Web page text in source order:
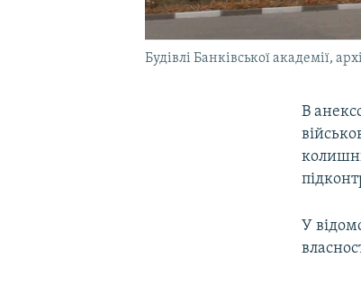
Будівлі Банківської академії,
В
У